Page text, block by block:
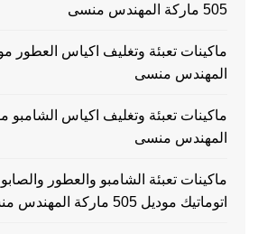
505 ماركة المهندس منسى
المهندس منسى
المهندس منسى
ماكينات تعبئة الشامبو والعطور
اتوماتيك موديل 505 ماركة المهندس منسى